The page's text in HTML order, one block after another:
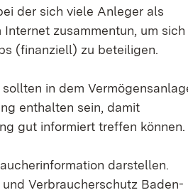
der sich viele Anleger als
zusammentun, um sich
(finanziell) zu beteiligen.
in dem
enthalten sein, damit
gut informiert treffen können.
darstellen.
Verbraucherschutz Baden-